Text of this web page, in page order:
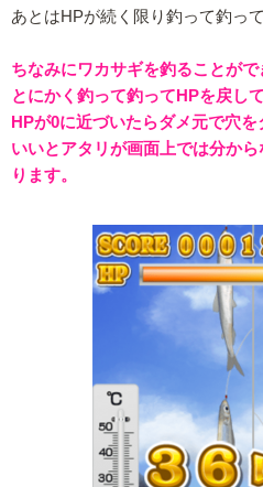
あとはHPが続く限り釣って釣っ
ちなみにワカサギを釣ることがで
とにかく釣って釣ってHPを戻し
HPが0に近づいたらダメ元で穴
いいとアタリが画面上では分か
ります。